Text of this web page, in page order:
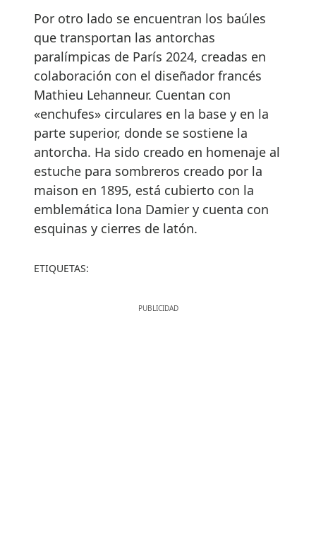
Por otro lado se encuentran los baúles
que transportan las antorchas
paralímpicas de París 2024, creadas en
colaboración con el diseñador francés
Mathieu Lehanneur. Cuentan con
«enchufes» circulares en la base y en la
parte superior, donde se sostiene la
antorcha. Ha sido creado en homenaje al
estuche para sombreros creado por la
maison en 1895, está cubierto con la
emblemática lona Damier y cuenta con
esquinas y cierres de latón.
ETIQUETAS: